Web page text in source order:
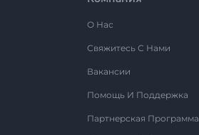
О Нас
Свяжитесь С Нами
Вакансии
Помощь И Поддержка
Партнерская Программа